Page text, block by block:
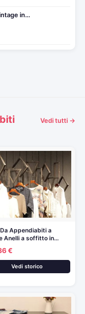
in…
Vedi tutti →
Appendiabiti a
Anelli a soffitto in…
€
Vedi storico